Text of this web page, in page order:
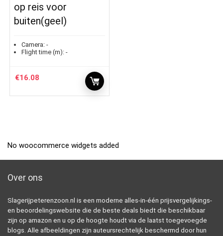
op reis voor
buiten(geel)
Camera: -
Flight time (m): -
€16.08
No woocommerce widgets added
Over ons
Slagerijpeterenzoon.nl is een moderne alles-in-één prijsvergelijkings-
en beoordelingswebsite die de beste deals biedt die beschikbaar
zijn op amazon en u op de hoogte houdt via de laatst toegevoegde
blogs. Alle afbeeldingen zijn auteursrechtelijk beschermd door hun